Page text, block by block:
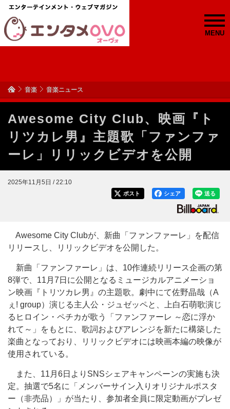
MENU
音楽 音楽ニュース
Awesome City Club、映画『ト
リツカレ男』主題歌「ファンファ
ーレ」リリックビデオを公開
2025年11月5日 / 22:10
送る
シェア
ポスト
Awesome City Clubが、新曲「ファンファーレ」を配信
リリースし、リリックビデオを公開した。
新曲「ファンファーレ」は、10作連続リリース企画の第
8弾で、11月7日に公開となるミュージカルアニメーショ
ン映画『トリツカレ男』の主題歌。劇中にて佐野晶哉（A
ぇ! group）演じる主人公・ジュゼッペと、上白石萌歌演じ
るヒロイン・ペチカが歌う「ファンファーレ ～恋に浮か
れて～」をもとに、歌詞およびアレンジを新たに構築した
楽曲となっており、リリックビデオには映画本編の映像が
使用されている。
また、11月6日よりSNSシェアキャンペーンの実施も決
定。抽選で5名に「メンバーサイン入りオリジナルポスタ
ー（非売品）」が当たり、参加者全員に限定動画がプレゼ